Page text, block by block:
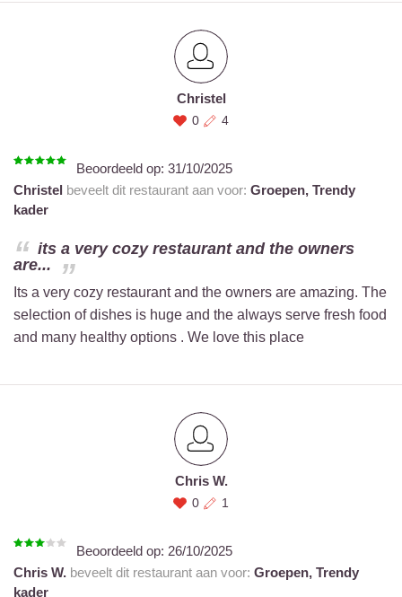
Christel
0 4
Beoordeeld op: 31/10/2025
Christel beveelt dit restaurant aan voor: Groepen, Trendy
kader
its a very cozy restaurant and the owners
are...
Its a very cozy restaurant and the owners are amazing. The
selection of dishes is huge and the always serve fresh food
and many healthy options . We love this place
Chris W.
0 1
Beoordeeld op: 26/10/2025
Chris W. beveelt dit restaurant aan voor: Groepen, Trendy
kader